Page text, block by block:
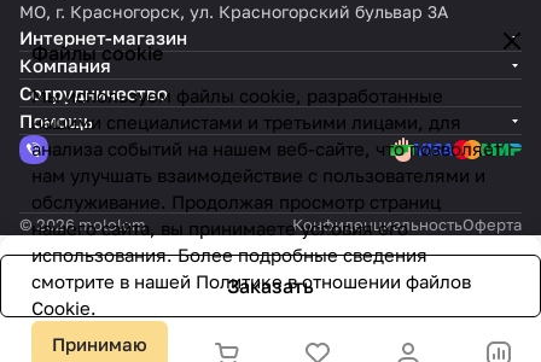
Заказать
Файлы cookie
Мы используем файлы cookie, разработанные
нашими специалистами и третьими лицами, для
анализа событий на нашем веб-сайте, что позволяет
нам улучшать взаимодействие с пользователями и
обслуживание. Продолжая просмотр страниц
нашего сайта, вы принимаете условия его
использования. Более подробные сведения
смотрите в нашей Политике в отношении файлов
Cookie.
Принимаю
МО, г. Красногорск, ул. Красногорский бульвар 3А
Интернет-магазин
Компания
Сотрудничество
Помощь
© 2026 mololom КонфиденциальностьОферта